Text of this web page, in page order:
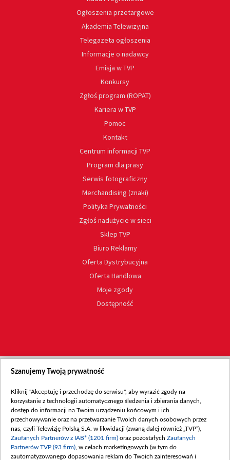
Ogłoszenia przetargowe
Akademia Telewizyjna
Telegazeta ogłoszenia
Informacje o nadawcy
Emisja w TVP
Konkursy
Zgłoś program (ROPAT)
Kariera w TVP
Pomoc
Kontakt
Centrum informacji TVP
Program dla prasy
Serwis fotograficzny
Merchandising (znaki)
Polityka Prywatności
Zgłoś nadużycie w sieci
Sklep TVP
Biuro Reklamy
Oferta Dystrybucyjna
Oferta Handlowa
Moje zgody
Dostępność
Szanujemy Twoją prywatność
Kliknij "Akceptuję i przechodzę do serwisu", aby wyrazić zgody na
korzystanie z technologii automatycznego śledzenia i zbierania danych,
dostęp do informacji na Twoim urządzeniu końcowym i ich
przechowywanie oraz na przetwarzanie Twoich danych osobowych przez
nas, czyli Telewizję Polską S.A. w likwidacji (zwaną dalej również „TVP”),
Zaufanych Partnerów z IAB* (1201 firm) oraz pozostałych Zaufanych
Partnerów TVP (93 firm) , w celach marketingowych (w tym do
zautomatyzowanego dopasowania reklam do Twoich zainteresowań i